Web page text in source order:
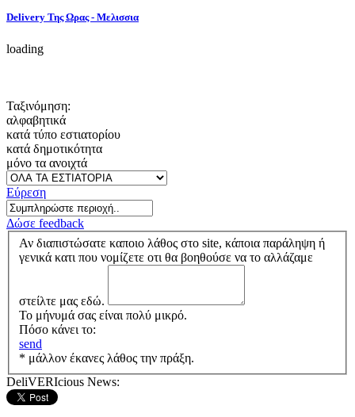
Delivery Της Ωρας - Μελισσια
loading
Ταξινόμηση:
αλφαβητικά
κατά τύπο εστιατορίου
κατά δημοτικότητα
μόνο τα ανοιχτά
Εύρεση
Δώσε feedback
Αν διαπιστώσατε καποιο λάθος στο site, κάποια παράληψη ή
γενικά κατι που νομίζετε οτι θα βοηθούσε να το αλλάζαμε
στείλτε μας εδώ.
Το μήνυμά σας είναι πολύ μικρό.
Πόσο κάνει το:
send
* μάλλον έκανες λάθος την πράξη.
DeliVERIcious News: